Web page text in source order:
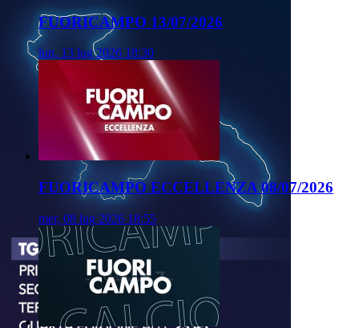
FUORICAMPO 13/07/2026
lun, 13 lug 2026 18:30
FUORICAMPO ECCELLENZA 08/07/2026
mer, 08 lug 2026 18:55